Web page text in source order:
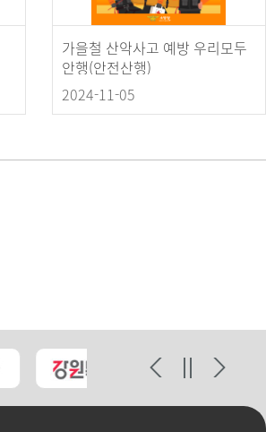
가을철 산악사고 예방 우리모두
안행(안전산행)
2024-11-05